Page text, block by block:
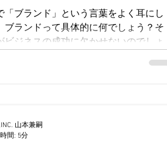
しかし、そういうお店もいつの間にか
がほとんどです。一方で、サードプレ
を作ったスタバや、バレンタインデー
で確固たる地位を築いたゴディバなど
「ブランド」という言葉をよく耳にし
ブランドって具体的に何でしょう？そ
ビジネスの成功に欠かせないのでしょ
ように、企業や商品が持つ独自の価値
えるものです。これがしっかりしてい
山本兼嗣
間: 5分